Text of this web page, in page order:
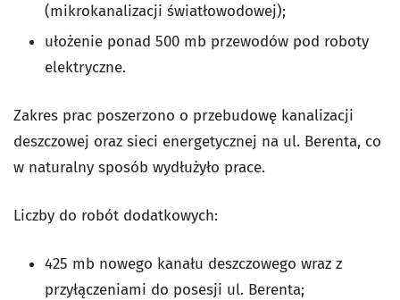
(mikrokanalizacji światłowodowej);
ułożenie ponad 500 mb przewodów pod roboty
elektryczne.
Zakres prac poszerzono o przebudowę kanalizacji
deszczowej oraz sieci energetycznej na ul. Berenta, co
w naturalny sposób wydłużyło prace.
Liczby do robót dodatkowych:
425 mb nowego kanału deszczowego wraz z
przyłączeniami do posesji ul. Berenta;